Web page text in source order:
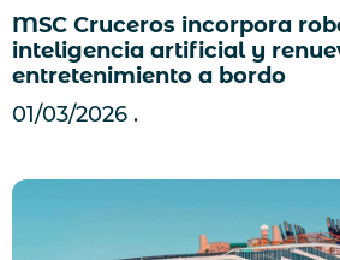
MSC Cruceros incorpora
inteligencia artificial y
entretenimiento a bordo
01/03/2026